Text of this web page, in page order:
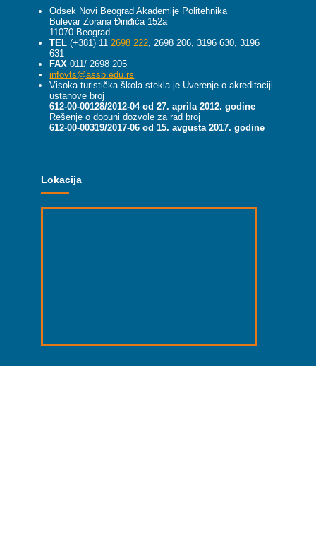
Odsek Novi Beograd Akademije Politehnika
Bulevar Zorana Đinđića 152a
11070 Beograd
TEL (+381) 112698 222, 2698 206, 3196 630, 3196
631
FAX 011/ 2698 205
infovts@assb.edu.rs
Visoka turistička škola stekla je Uverenje o akreditaciji
ustanove broj
612-00-00128/2012-04 od 27. aprila 2012. godine
Rešenje o dopuni dozvole za rad broj
612-00-00319/2017-06 od 15. avgusta 2017. godine
Lokacija